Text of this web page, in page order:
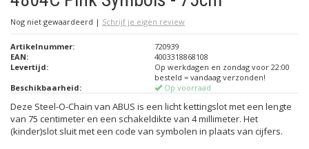
Nog niet gewaardeerd | Schrijf je eigen review
Artikelnummer:
720939
EAN:
4003318868108
Levertijd:
Op werkdagen en zondag voor 22:00
besteld = vandaag verzonden!
Beschikbaarheid:
Op voorraad
Deze Steel-O-Chain van ABUS is een licht kettingslot met een lengte
van 75 centimeter en een schakeldikte van 4 millimeter. Het
(kinder)slot sluit met een code van symbolen in plaats van cijfers.